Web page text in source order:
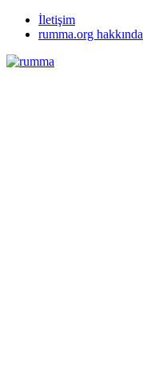
İletişim
rumma.org hakkında